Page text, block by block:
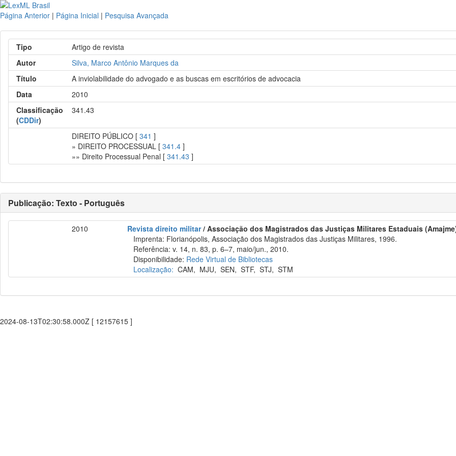
Página Anterior | Página Inicial | Pesquisa Avançada
Tipo
Artigo de revista
Autor
Silva, Marco Antônio Marques da
Título
A inviolabilidade do advogado e as buscas em escritórios de advocacia
Data
2010
Classificação
(CDDir)
341.43
DIREITO PÚBLICO [341 ]
» DIREITO PROCESSUAL [341.4 ]
»» Direito Processual Penal [341.43 ]
Publicação: Texto - Português
2010 Revista direito militar/ Associação dos Magistrados das Justiças Militares Estaduais
Imprenta: Florianópolis, Associação dos Magistrados das Justiças Militares, 1996.
Referência: v. 14, n. 83, p. 6–7, maio/jun., 2010.
Disponibilidade: Rede Virtual de Bibliotecas
Localização: CAM, MJU,SEN,STF,STJ,STM
2024-08-13T02:30:58.000Z [ 12157615 ]